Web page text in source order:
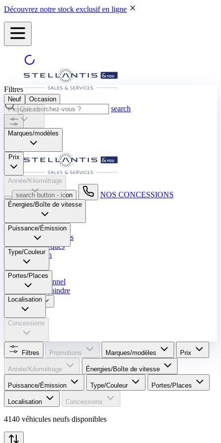
Découvrez notre stock exclusif en ligne
search
search button - icon NOS CONCESSIONS
Neuf
Occasion
Nos promotions
Nos marques
Entretien
Reprise
Professionnel
Nous rejoindre
Plus
Filtres
Neuf
Occasion
Promotions
Marques/modèles
Prix
Année/Kilométrage
Énergies/Boîte de vitesse​
Puissance/Émission
Type/Couleur
Portes/Places
Localisation
Concessions
Filtres Promotions Marques/modèles Prix
Année/Kilométrage Énergies/Boîte de vitesse​
Puissance/Émission Type/Couleur Portes/Places
Localisation Concessions
4140 véhicules neufs disponibles